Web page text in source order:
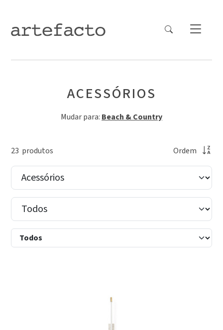
ACESSÓRIOS
Mudar para: Beach & Country
23 produtos Ordem